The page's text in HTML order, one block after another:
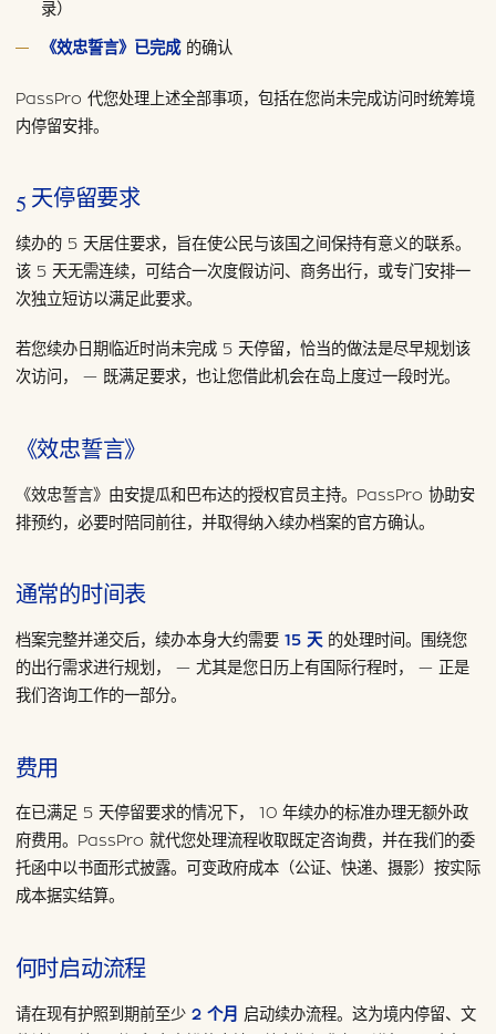
录）
《效忠誓言》已完成的确认
PassPro 代您处理上述全部事项，包括在您尚未完成访问时统筹境
内停留安排。
5 天停留要求
续办的 5 天居住要求，旨在使公民与该国之间保持有意义的联系。
该 5 天无需连续，可结合一次度假访问、商务出行，或专门安排一
次独立短访以满足此要求。
若您续办日期临近时尚未完成 5 天停留，恰当的做法是尽早规划该
次访问， — 既满足要求，也让您借此机会在岛上度过一段时光。
《效忠誓言》
《效忠誓言》由安提瓜和巴布达的授权官员主持。PassPro 协助安
排预约，必要时陪同前往，并取得纳入续办档案的官方确认。
通常的时间表
档案完整并递交后，续办本身大约需要 15 天的处理时间。围绕您
的出行需求进行规划， — 尤其是您日历上有国际行程时， — 正是
我们咨询工作的一部分。
费用
在已满足 5 天停留要求的情况下， 10 年续办的标准办理无额外政
府费用。PassPro 就代您处理流程收取既定咨询费，并在我们的委
托函中以书面形式披露。可变政府成本（公证、快递、摄影）按实际
成本据实结算。
何时启动流程
请在现有护照到期前至少 2 个月 启动续办流程。这为境内停留、文